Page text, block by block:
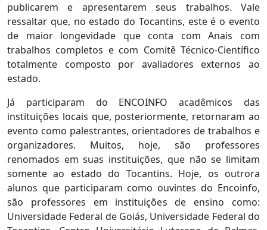
publicarem e apresentarem seus trabalhos. Vale
ressaltar que, no estado do Tocantins, este é o evento
de maior longevidade que conta com Anais com
trabalhos completos e com Comitê Técnico-Científico
totalmente composto por avaliadores externos ao
estado.
Já participaram do ENCOINFO acadêmicos das
instituições locais que, posteriormente, retornaram ao
evento como palestrantes, orientadores de trabalhos e
organizadores. Muitos, hoje, são professores
renomados em suas instituições, que não se limitam
somente ao estado do Tocantins. Hoje, os outrora
alunos que participaram como ouvintes do Encoinfo,
são professores em instituições de ensino como:
Universidade Federal de Goiás, Universidade Federal do